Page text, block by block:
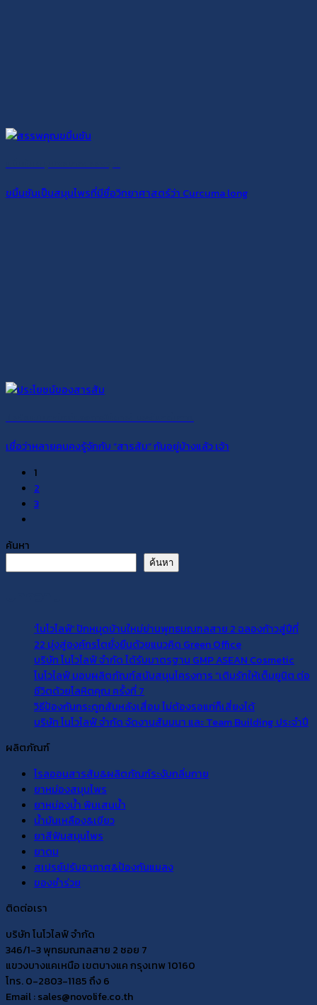
ขมิ้นชันเป็นสมุนไพรที่มีชื่อวิทยาศาสตร์ว่า Curcuma long
เชื่อว่าหลายคนคงรู้จักกับ “สารส้ม” กันอยู่บ้างแล้ว เจ้า
1
2
3
ค้นหา
ค้นหา
‘โนโวไลฟ์’ ปักหมุดบ้านใหม่ย่านพุทธมณฑลสาย 2 ฉลองก้าวสู่ปีที่
22 มุ่งสู่องค์กรโตยั่งยืนด้วยแนวคิด Green Office
บริษัท โนโวไลฟ์ จำกัด ได้รับมาตรฐาน GMP ASEAN Cosmetic
โนโวไลฟ์ มอบผลิตภัณฑ์สนับสนุนโครงการ “เติมรักให้เต็มยูนิต ต่อ
ชีวิตด้วยโลหิตคุณ ครั้งที่ 7
วิธีป้องกันกระดูกสันหลังเสื่อม ไม่ต้องรอแก่ก็เสี่ยงได้
บริษัท โนโวไลฟ์ จำกัด จัดงานสัมมนา และ Team Building ประจำปี
ผลิตภัณฑ์
โรลออนสารส้ม&ผลิตภัณฑ์ระงับกลิ่นกาย
ยาหม่องสมุนไพร
ยาหม่องน้ำ พิมเสนน้ำ
น้ำมันเหลือง&เขียว
ยาสีฟันสมุนไพร
ยาดม
สเปรย์ปรับอากาศ&ป้องกันแมลง
ของชำร่วย
ติดต่อเรา
บริษัท โนโวไลฟ์ จำกัด
346/1-3 พุทธมณฑลสาย 2 ซอย 7
แขวงบางแคเหนือ เขตบางแค กรุงเทพ 10160
โทร. 0-2803-1185 ถึง 6
Email : sales@novolife.co.th